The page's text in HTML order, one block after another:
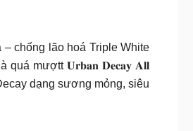
chống lão hoá Triple White
quá mượtt 𝐔𝐫𝐛𝐚𝐧 𝐃𝐞𝐜𝐚𝐲 𝐀𝐥𝐥
dạng sương mỏng, siêu